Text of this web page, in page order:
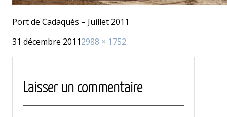
Port de Cadaquès – Juillet 2011
Publié
31 décembre 2011Taille
2988 × 1752
Laisser un commentaire